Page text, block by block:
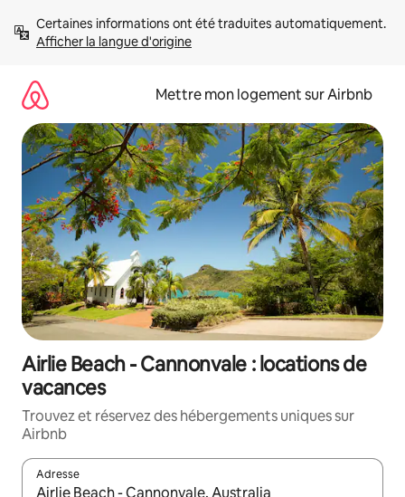
directement
Afficher la langue d'origine
Mettre mon logement sur Airbnb
Airlie Beach - Cannonvale : locations de
vacances
Trouvez et réservez des hébergements uniques sur
Airbnb
Adresse
Lorsque les résultats s'affichent, utilisez les flèches vers le